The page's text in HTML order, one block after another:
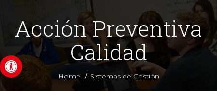
Abrir barra de herramientas
Acción Preventiva
Calidad
Home / Sistemas de Gestión